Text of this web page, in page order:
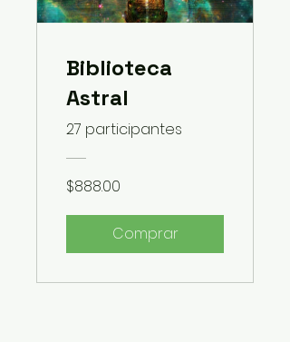
Biblioteca
Astral
27 participantes
$888.00
Comprar